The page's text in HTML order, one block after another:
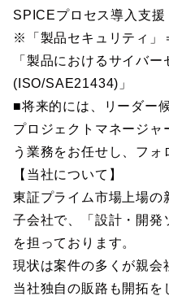
SPICEプロセス導入支援
※「製品セキュリティ」
「製品におけるサイバー
(ISO/SAE21434)」
■将来的には、リーダー候
プロジェクトマネージャ
う業務をお任せし、フォ
【当社について】
東証プライム市場上場の
子会社で、「設計・開発
を担っております。
現状は案件の多くが親会
当社独自の販路も開拓を